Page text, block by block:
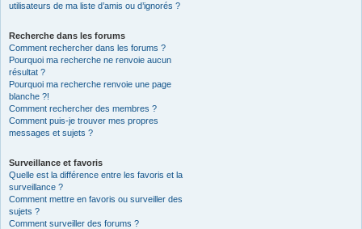
utilisateurs de ma liste d’amis ou d’ignorés ?
Recherche dans les forums
Comment rechercher dans les forums ?
Pourquoi ma recherche ne renvoie aucun
résultat ?
Pourquoi ma recherche renvoie une page
blanche ?!
Comment rechercher des membres ?
Comment puis-je trouver mes propres
messages et sujets ?
Surveillance et favoris
Quelle est la différence entre les favoris et la
surveillance ?
Comment mettre en favoris ou surveiller des
sujets ?
Comment surveiller des forums ?